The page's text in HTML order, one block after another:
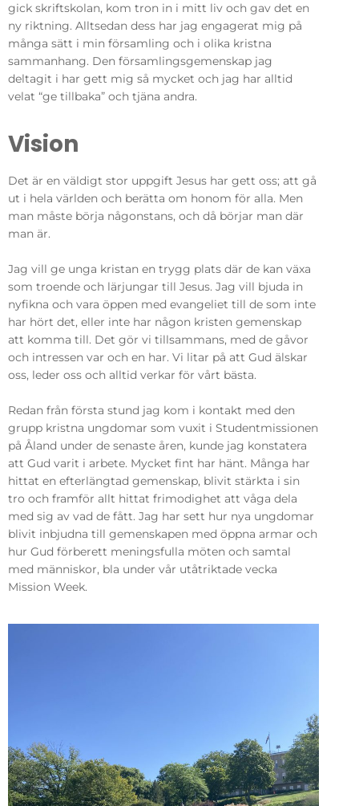
gick skriftskolan, kom tron in i mitt liv och gav det en
ny riktning. Alltsedan dess har jag engagerat mig på
många sätt i min församling och i olika kristna
sammanhang. Den församlingsgemenskap jag
deltagit i har gett mig så mycket och jag har alltid
velat “ge tillbaka” och tjäna andra.
Vision
Det är en väldigt stor uppgift Jesus har gett oss; att gå
ut i hela världen och berätta om honom för alla. Men
man måste börja någonstans, och då börjar man där
man är.
Jag vill ge unga kristan en trygg plats där de kan växa
som troende och lärjungar till Jesus. Jag vill bjuda in
nyfikna och vara öppen med evangeliet till de som inte
har hört det, eller inte har någon kristen gemenskap
att komma till. Det gör vi tillsammans, med de gåvor
och intressen var och en har. Vi litar på att Gud älskar
oss, leder oss och alltid verkar för vårt bästa.
Redan från första stund jag kom i kontakt med den
grupp kristna ungdomar som vuxit i Studentmissionen
på Åland under de senaste åren, kunde jag konstatera
att Gud varit i arbete. Mycket fint har hänt. Många har
hittat en efterlängtad gemenskap, blivit stärkta i sin
tro och framför allt hittat frimodighet att våga dela
med sig av vad de fått. Jag har sett hur nya ungdomar
blivit inbjudna till gemenskapen med öppna armar och
hur Gud förberett meningsfulla möten och samtal
med människor, bla under vår utåtriktade vecka
Mission Week.